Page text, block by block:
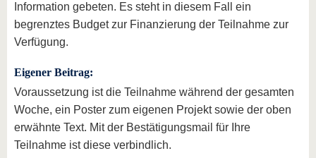
Information gebeten. Es steht in diesem Fall ein
begrenztes Budget zur Finanzierung der Teilnahme zur
Verfügung.
Eigener Beitrag:
Voraussetzung ist die Teilnahme während der gesamten
Woche, ein Poster zum eigenen Projekt sowie der oben
erwähnte Text. Mit der Bestätigungsmail für Ihre
Teilnahme ist diese verbindlich.